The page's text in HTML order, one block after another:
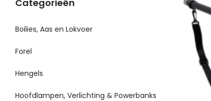
Categorieën
Boilies, Aas en Lokvoer
Forel
Hengels
Hoofdlampen, Verlichting & Powerbanks